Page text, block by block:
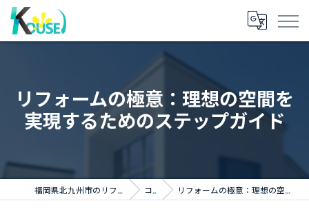
リフォームの極意：理想の空間を
実現するためのステップガイド
福岡県北九州市のリフォームならKOUSEI株式会社 コラム リフォームの極意：理想の空間を実現するためのステップガイド